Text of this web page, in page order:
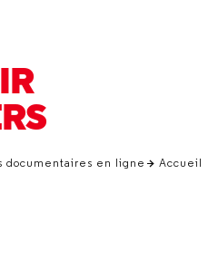
documentaires en ligne
Accueil